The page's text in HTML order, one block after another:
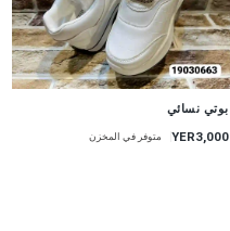
بوتي نسائي
YER3,000 متوفر في المخزن